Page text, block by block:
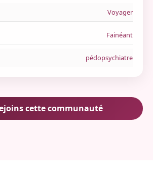
Voyager
Fainéant
pédopsychiatre
cette communauté